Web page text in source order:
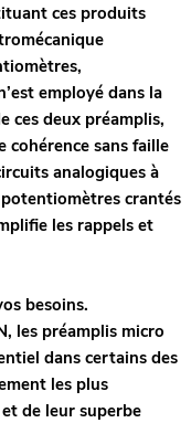
ces produits
employé dans la
ces deux préamplis,
cohérence sans faille
analogiques à
crantés
les rappels et
besoins.
les préamplis micro
dans certains des
les plus
de leur superbe